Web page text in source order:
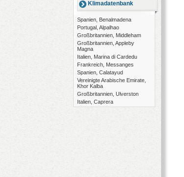
Klimadatenbank
Spanien, Benalmadena
Portugal, Alpalhao
Großbritannien, Middleham
Großbritannien, Appleby
Magna
Italien, Marina di Cardedu
Frankreich, Messanges
Spanien, Calatayud
Vereinigte Arabische Emirate,
Khor Kalba
Großbritannien, Ulverston
Italien, Caprera